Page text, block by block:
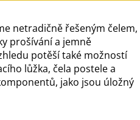
netradičně řešeným čelem,
prošívání a jemně
potěší také možností
lůžka, čela postele a
jako jsou úložný